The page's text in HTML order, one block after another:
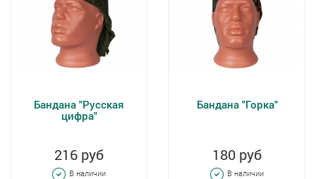
Бандана "Русская
цифра"
216 руб
В наличии
Бандана "Горка"
180 руб
В наличии